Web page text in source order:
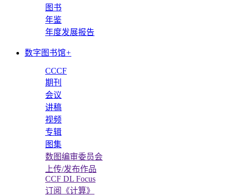
图书
年鉴
年度发展报告
数字图书馆+
CCCF
期刊
会议
讲稿
视频
专辑
图集
数图编审委员会
上传/发布作品
CCF DL Focus
订阅《计算》